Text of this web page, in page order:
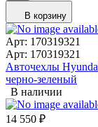
В корзину
Арт: 170319321
Арт: 170319321
Авточехлы
черно-зеленый
В наличии
14 550 ₽